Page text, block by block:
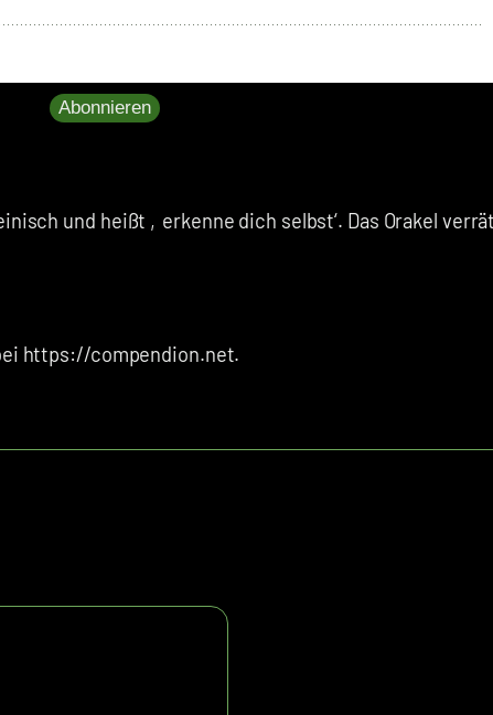
Abonnieren
und heißt ‚erkenne dich selbst‘. Das Orakel
https://compendion.net.